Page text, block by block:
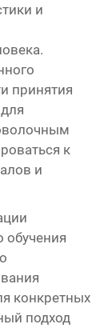
и
принятия
к
и
конкретных
подход